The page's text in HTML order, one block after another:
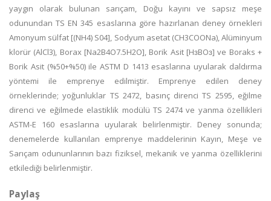
yaygın olarak bulunan sarıçam, Doğu kayını ve sapsız meşe
odunundan TS EN 345 esaslarına göre hazırlanan deney örnekleri
Amonyum sülfat [(NH4) S04], Sodyum asetat (CH3COONa), Alüminyum
klorür (AlCl3), Borax [Na2B4O7.5H2O], Borik Asit [HɜBOɜ] ve Boraks +
Borik Asit (%50+%50) ile ASTM D 1413 esaslarına uyularak daldırma
yöntemi ile emprenye edilmiştir. Emprenye edilen deney
örneklerinde; yoğunluklar TS 2472, basınç direnci TS 2595, eğilme
direnci ve eğilmede elastiklik modülü TS 2474 ve yanma özellikleri
ASTM-E 160 esaslarına uyularak belirlenmiştir. Deney sonunda;
denemelerde kullanılan emprenye maddelerinin Kayın, Meşe ve
Sarıçam odununlarının bazı fiziksel, mekanik ve yanma özelliklerini
etkilediği belirlenmiştir.
Paylaş